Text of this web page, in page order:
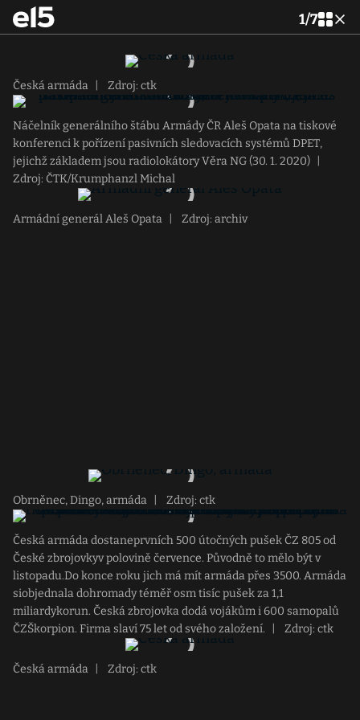
1/7
Česká armáda Zdroj: ctk
Náčelník generálního štábu Armády ČR Aleš Opata na tiskové
konferenci k pořízení pasivních sledovacích systémů DPET,
jejichž základem jsou radiolokátory Věra NG (30. 1. 2020)
Zdroj: ČTK/Krumphanzl Michal
Armádní generál Aleš Opata Zdroj: archiv
Obrněnec, Dingo, armáda Zdroj: ctk
Česká armáda dostaneprvních 500 útočných pušek ČZ 805 od
České zbrojovkyv polovině července. Původně to mělo být v
listopadu.Do konce roku jich má mít armáda přes 3500. Armáda
siobjednala dohromady téměř osm tisíc pušek za 1,1
miliardykorun. Česká zbrojovka dodá vojákům i 600 samopalů
ČZŠkorpion. Firma slaví 75 let od svého založení.
Zdroj: ctk
Česká armáda Zdroj: ctk